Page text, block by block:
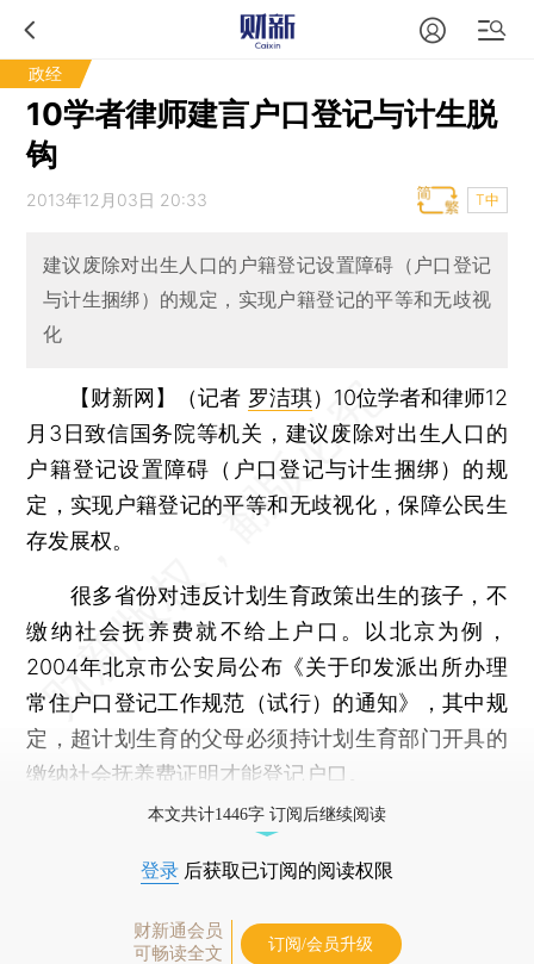
政经
10学者律师建言户口登记与计生脱
钩
2013年12月03日 20:33 T中
建议废除对出生人口的户籍登记设置障碍（户口登记
与计生捆绑）的规定，实现户籍登记的平等和无歧视
化
【财新网】（记者 罗洁琪） 10位学者和律师12
月3日致信国务院等机关，建议废除对出生人口的
户籍登记设置障碍（户口登记与计生捆绑）的规
定，实现户籍登记的平等和无歧视化，保障公民生
存发展权。
很多省份对违反计划生育政策出生的孩子，不
缴纳社会抚养费就不给上户口。以北京为例，
2004年北京市公安局公布《关于印发派出所办理
常住户口登记工作规范（试行）的通知》，其中规
定，超计划生育的父母必须持计划生育部门开具的
缴纳社会抚养费证明才能登记户口。
本文共计1446字 订阅后继续阅读
登录 后获取已订阅的阅读权限
财新通会员
可畅读全文
订阅/会员升级